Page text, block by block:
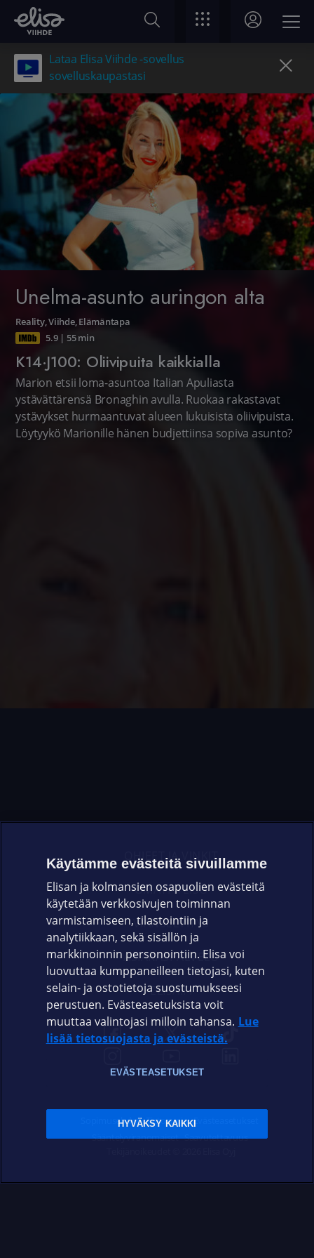
Lataa Elisa Viihde -sovellus
sovelluskaupastasi
Unelma-asunto auringon alta
Reality,Viihde,Elämäntapa
5.9| 55 min
K14·J100: Oliivipuita kaikkialla
Marion etsii loma-asuntoa Italian Apuliasta
ystävättärensä Bronaghin avulla. Ruokaa rakastavat
ystävykset hurmaantuvat alueen lukuisista oliivipuista.
Löytyykö Marionille hänen budjettiinsa sopiva asunto?
OHJEET JA VINKIT
OMAYHTEISÖ
VIANSELVITYS
ASIAKASPALVELU
ELISA.FI
Sopimusehdot Tietosuoja Evästeasetukset
Sääntelyviranomaiset Saavutettavuus
Käytämme evästeitä sivuillamme
Elisan ja kolmansien osapuolien evästeitä
käytetään verkkosivujen toiminnan
varmistamiseen, tilastointiin ja
analytiikkaan, sekä sisällön ja
markkinoinnin personointiin. Elisa voi
luovuttaa kumppaneilleen tietojasi, kuten
selain- ja ostotietoja suostumukseesi
perustuen. Evästeasetuksista voit
muuttaa valintojasi milloin tahansa. Lue
lisää tietosuojasta ja evästeistä.
EVÄSTEASETUKSET
HYVÄKSY KAIKKI